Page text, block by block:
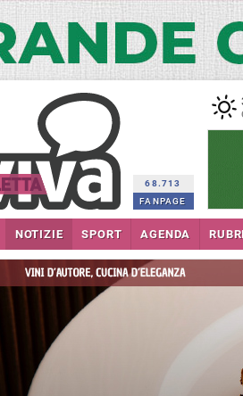
68.713
FANPAGE
NOTIZIE SPORT AGENDA